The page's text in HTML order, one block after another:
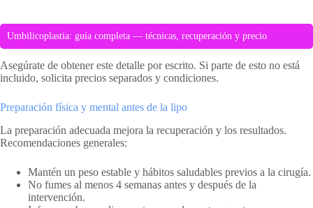
Umbilicoplastia: guía completa — técnicas, recuperación y precio
Asegúrate de obtener este detalle por escrito. Si parte de esto no está
incluido, solicita precios separados y condiciones.
Preparación física y mental antes de la lipo
La preparación adecuada mejora la recuperación y los resultados.
Recomendaciones generales:
Mantén un peso estable y hábitos saludables previos a la cirugía.
No fumes al menos 4 semanas antes y después de la
intervención.